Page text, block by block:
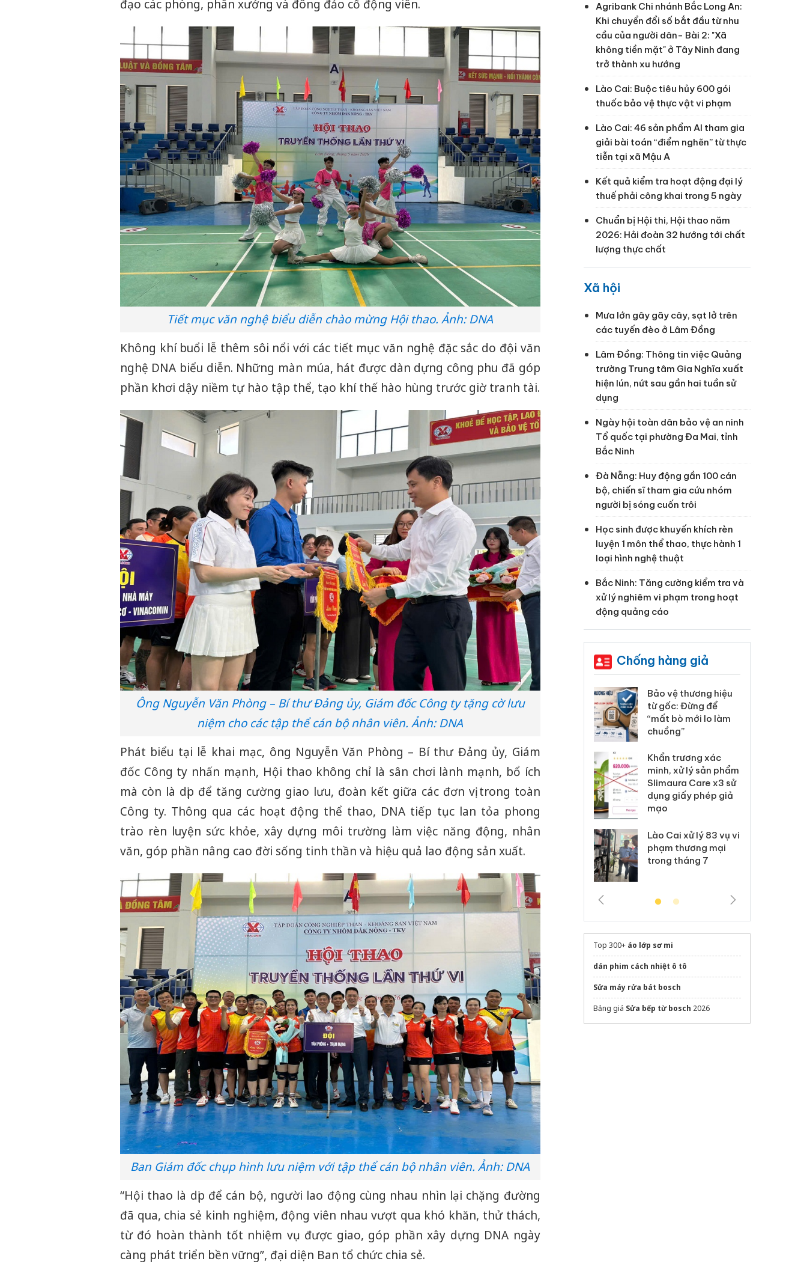
đạo các phòng, phân xưởng và đông đảo cổ động viên.
Tiết mục văn nghệ biểu diễn chào mừng Hội thao. Ảnh: DNA
Không khí buổi lễ thêm sôi nổi với các tiết mục văn nghệ đặc sắc do đội văn
nghệ DNA biểu diễn. Những màn múa, hát được dàn dựng công phu đã góp
phần khơi dậy niềm tự hào tập thể, tạo khí thế hào hùng trước giờ tranh tài.
Ông Nguyễn Văn Phòng – Bí thư Đảng ủy, Giám đốc Công ty tặng cờ lưu
niệm cho các tập thể cán bộ nhân viên. Ảnh: DNA
Phát biểu tại lễ khai mạc, ông Nguyễn Văn Phòng – Bí thư Đảng ủy, Giám
đốc Công ty nhấn mạnh, Hội thao không chỉ là sân chơi lành mạnh, bổ ích
mà còn là dịp để tăng cường giao lưu, đoàn kết giữa các đơn vị trong toàn
Công ty. Thông qua các hoạt động thể thao, DNA tiếp tục lan tỏa phong
trào rèn luyện sức khỏe, xây dựng môi trường làm việc năng động, nhân
văn, góp phần nâng cao đời sống tinh thần và hiệu quả lao động sản xuất.
Ban Giám đốc chụp hình lưu niệm với tập thể cán bộ nhân viên. Ảnh: DNA
“Hội thao là dịp để cán bộ, người lao động cùng nhau nhìn lại chặng đường
đã qua, chia sẻ kinh nghiệm, động viên nhau vượt qua khó khăn, thử thách,
từ đó hoàn thành tốt nhiệm vụ được giao, góp phần xây dựng DNA ngày
càng phát triển bền vững”, đại diện Ban tổ chức chia sẻ.
Agribank Chi nhánh Bắc Long An:
Khi chuyển đổi số bắt đầu từ nhu
cầu của người dân- Bài 2: "Xã
không tiền mặt" ở Tây Ninh đang
trở thành xu hướng
Lào Cai: Buộc tiêu hủy 600 gói
thuốc bảo vệ thực vật vi phạm
Lào Cai: 46 sản phẩm AI tham gia
giải bài toán “điểm nghẽn” từ thực
tiễn tại xã Mậu A
Kết quả kiểm tra hoạt động đại lý
thuế phải công khai trong 5 ngày
Chuẩn bị Hội thi, Hội thao năm
2026: Hải đoàn 32 hướng tới chất
lượng thực chất
Xã hội
Mưa lớn gây gãy cây, sạt lở trên
các tuyến đèo ở Lâm Đồng
Lâm Đồng: Thông tin việc Quảng
trường Trung tâm Gia Nghĩa xuất
hiện lún, nứt sau gần hai tuần sử
dụng
Ngày hội toàn dân bảo vệ an ninh
Tổ quốc tại phường Đa Mai, tỉnh
Bắc Ninh
Đà Nẵng: Huy động gần 100 cán
bộ, chiến sĩ tham gia cứu nhóm
người bị sóng cuốn trôi
Học sinh được khuyến khích rèn
luyện 1 môn thể thao, thực hành 1
loại hình nghệ thuật
Bắc Ninh: Tăng cường kiểm tra và
xử lý nghiêm vi phạm trong hoạt
động quảng cáo
Chống hàng giả
Hưng Yên: Xử lý 6 hộ
kinh doanh bán hàng
Cà Mau: Tiêu hủy
công khai hàng ngàn
bảo vệ môi trường
kinh doanh
Công an Thanh Hóa
tìm bị hại trong vụ
bán yến sào giả
Bảo vệ thương hiệu
từ gốc: Đừng để
“mất bò mới lo làm
chuồng”
Khẩn trương xác
minh, xử lý sản phẩm
Slimaura Care x3 sử
dụng giấy phép giả
mạo
Lào Cai xử lý 83 vụ vi
phạm thương mại
trong tháng 7
Top 300+ áo lớp sơ mi
dán phim cách nhiệt ô tô
Sửa máy rửa bát bosch
Bảng giá Sửa bếp từ bosch 2026